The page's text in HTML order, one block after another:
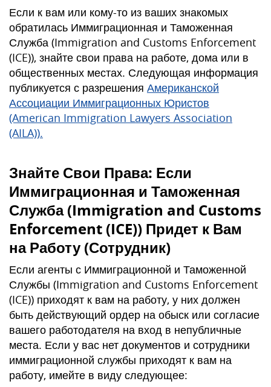
Если к вам или кому-то из ваших знакомых
обратилась Иммиграционная и Таможенная
Служба (Immigration and Customs Enforcement
(ICE)), знайте свои права на работе, дома или в
общественных местах. Следующая информация
публикуется с разрешения Американской
Ассоциации Иммиграционных Юристов
(American Immigration Lawyers Association
(AILA)).
Знайте Свои Права: Если
Иммиграционная и Таможенная
Служба (Immigration and Customs
Enforcement (ICE)) Придет к Вам
на Работу (Сотрудник)
Если агенты с Иммиграционной и Таможенной
Службы (Immigration and Customs Enforcement
(ICE)) приходят к вам на работу, у них должен
быть действующий ордер на обыск или согласие
вашего работодателя на вход в непубличные
места. Если у вас нет документов и сотрудники
иммиграционной службы приходят к вам на
работу, имейте в виду следующее: